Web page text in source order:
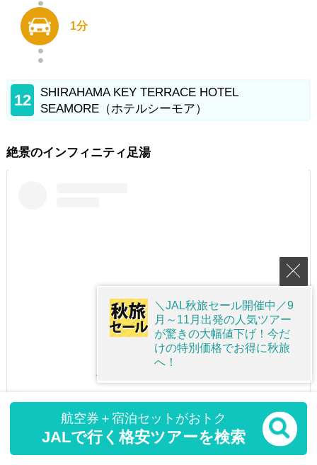
航空券＋宿泊セットがおトク
JALで行く格安ツアーを検索
1分
12
SHIRAHAMA KEY TERRACE HOTEL
SEAMORE（ホテルシーモア）
絶景のインフィニティ足湯
この投稿をInstagramで見る
＼JAL秋旅セール開催中／9
月～11月出発の人気ツアー
が驚きの大幅値下げ！今だ
けの特別価格でお得に秋旅
へ！